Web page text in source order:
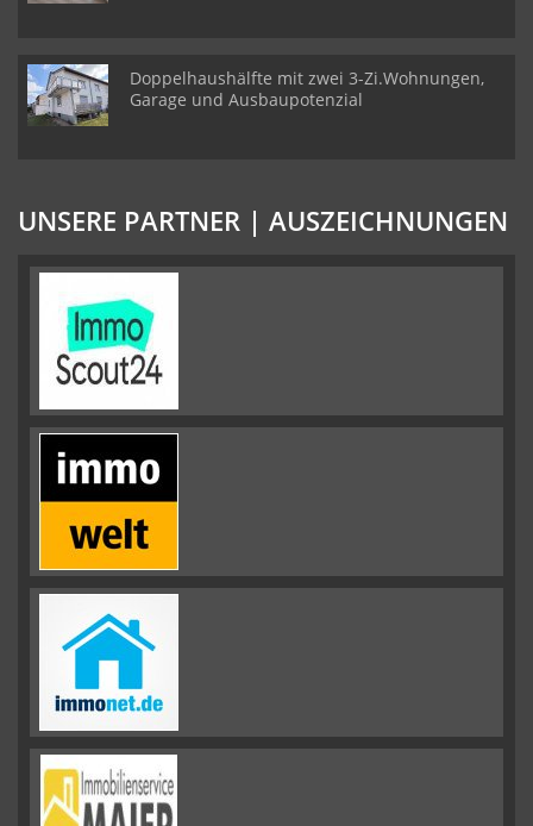
Doppelhaushälfte mit zwei 3-Zi.Wohnungen,
Garage und Ausbaupotenzial
UNSERE PARTNER | AUSZEICHNUNGEN